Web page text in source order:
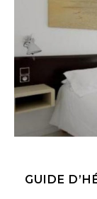
GUIDE